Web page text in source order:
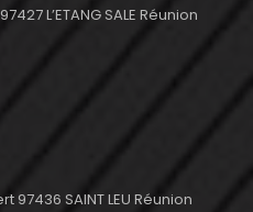
L’ETANG SALE Réunion
SAINT LEU Réunion